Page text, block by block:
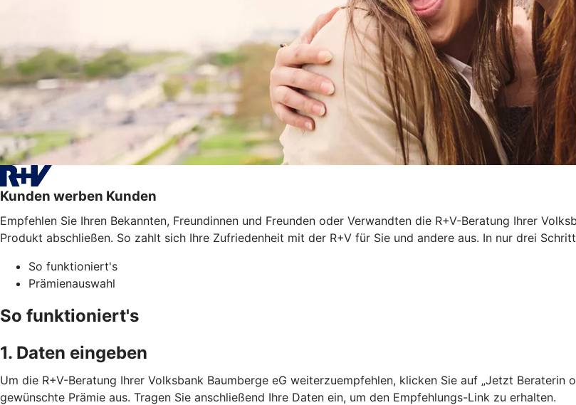
Kunden werben Kunden
Empfehlen Sie Ihren Bekannten, Freundinnen und Freunden oder Verwandten die R+V-Beratung Ihrer
Produkt abschließen. So zahlt sich Ihre Zufriedenheit mit der R+V für Sie und andere aus. In nur drei
So funktioniert's
Prämienauswahl
So funktioniert's
1. Daten eingeben
Um die R+V-Beratung Ihrer Volksbank Baumberge eG weiterzuempfehlen, klicken Sie auf „Jetzt Beraterin
gewünschte Prämie aus. Tragen Sie anschließend Ihre Daten ein, um den Empfehlungs-Link zu erhalten.